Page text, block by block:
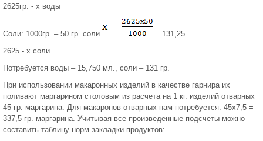
2625гр. - х воды
Соли: 1000гр. – 50 гр. соли
= 131,25
2625 - х соли
Потребуется воды – 15,750 мл., соли – 131 гр.
При использовании макаронных изделий в качестве гарнира их
поливают маргарином столовым из расчета на 1 кг. изделий отварных
45 гр. маргарина. Для макаронов отварных нам потребуется: 45х7,5 =
337,5 гр. маргарина. Учитывая все произведенные подсчеты можно
составить таблицу норм закладки продуктов: